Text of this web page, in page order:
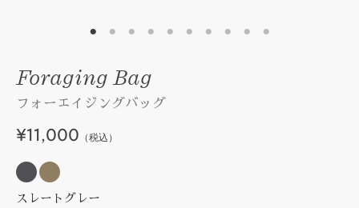
Foraging Bag
フォーエイジングバッグ
¥11,000 （税込）
スレートグレー